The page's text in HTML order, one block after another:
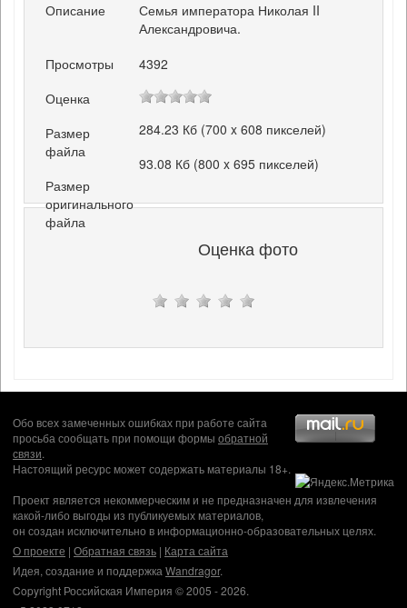
Описание
Семья императора Николая II
Александровича.
Просмотры
4392
Оценка
Размер
файла
284.23 Кб (700 x 608 пикселей)
Размер
оригинального
файла
93.08 Кб (800 x 695 пикселей)
Оценка фото
Обо всех замеченных ошибках при работе сайта
просьба сообщать при помощи формы обратной
связи.
Настоящий ресурс может содержать материалы 18+.
Проект является некоммерческим и не предназначен для извлечения
какой-либо выгоды из публикуемых материалов,
он создан исключительно в информационно-образовательных целях.
О проекте | Обратная связь | Карта сайта
Идея, создание и поддержкаWandragor.
Copyright Российская Империя © 2005 - 2026.